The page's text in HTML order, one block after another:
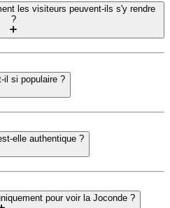
les visiteurs peuvent-ils s'y rendre
?
il si populaire ?
elle authentique ?
pour voir la Joconde ?